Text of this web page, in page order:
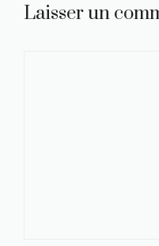
Laisser un